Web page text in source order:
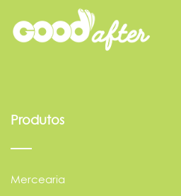
Produtos
Mercearia